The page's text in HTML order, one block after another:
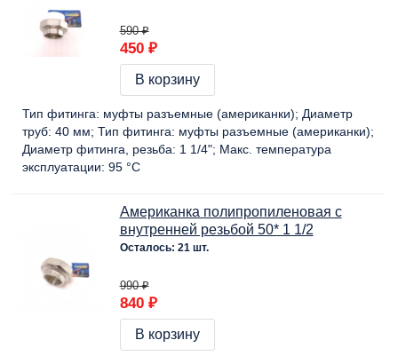
590 ₽
450 ₽
В корзину
Тип фитинга: муфты разъемные (американки)
Диаметр
труб: 40 мм Тип фитинга: муфты разъемные (американки)
Диаметр фитинга, резьба: 1 1/4" Макс. температура
эксплуатации: 95 °C
Американка полипропиленовая с
внутренней резьбой 50* 1 1/2
Осталось: 21 шт.
990 ₽
840 ₽
В корзину